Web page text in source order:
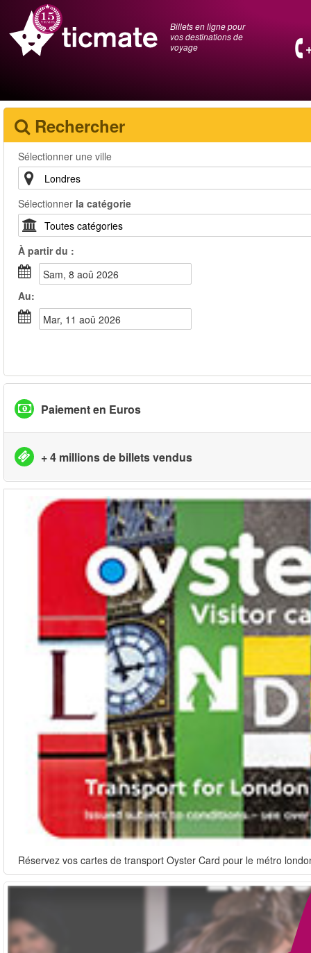
Billets en ligne pour
vos destinations de
voyage
Rechercher
Sélectionner une ville
Sélectionner la catégorie
À partir du :
sam, 8 aoû 2026
Au:
mar, 11 aoû 2026
Paiement en Euros
+ 4 millions de billets vendus
Réservez vos cartes de transport Oyster Card pour le métro